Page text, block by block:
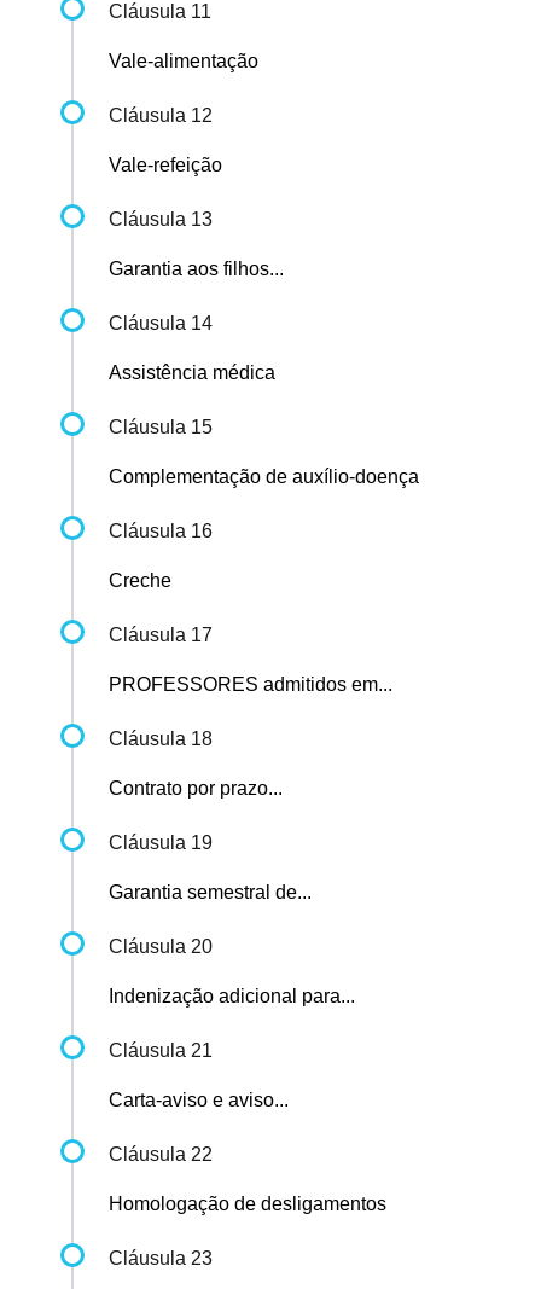
Cláusula 11
Vale-alimentação
Cláusula 12
Vale-refeição
Cláusula 13
Garantia aos filhos...
Cláusula 14
Assistência médica
Cláusula 15
Complementação de auxílio-doença
Cláusula 16
Creche
Cláusula 17
PROFESSORES admitidos em...
Cláusula 18
Contrato por prazo...
Cláusula 19
Garantia semestral de...
Cláusula 20
Indenização adicional para...
Cláusula 21
Carta-aviso e aviso...
Cláusula 22
Homologação de desligamentos
Cláusula 23